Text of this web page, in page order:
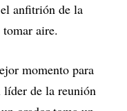
anfitrión de la
tomar aire.
momento para
líder de la reunión